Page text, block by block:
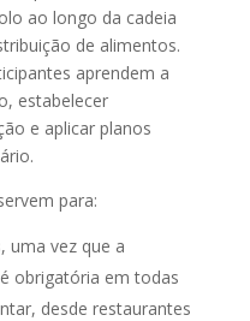
ao longo da cadeia
de alimentos.
aprendem a
estabelecer
e aplicar planos
para:
, uma vez que a
obrigatória em todas
desde restaurantes